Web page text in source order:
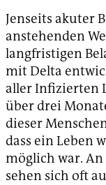
Jenseits akuter
anstehenden
langfristigen
mit Delta
aller Infizierten
über drei
dieser
dass ein Leben
möglich war.
sehen sich oft